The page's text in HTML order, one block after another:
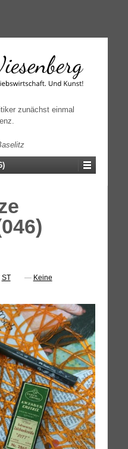
zunächst einmal
ST — Keine